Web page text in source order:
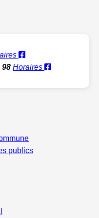
98 Horaires
publics